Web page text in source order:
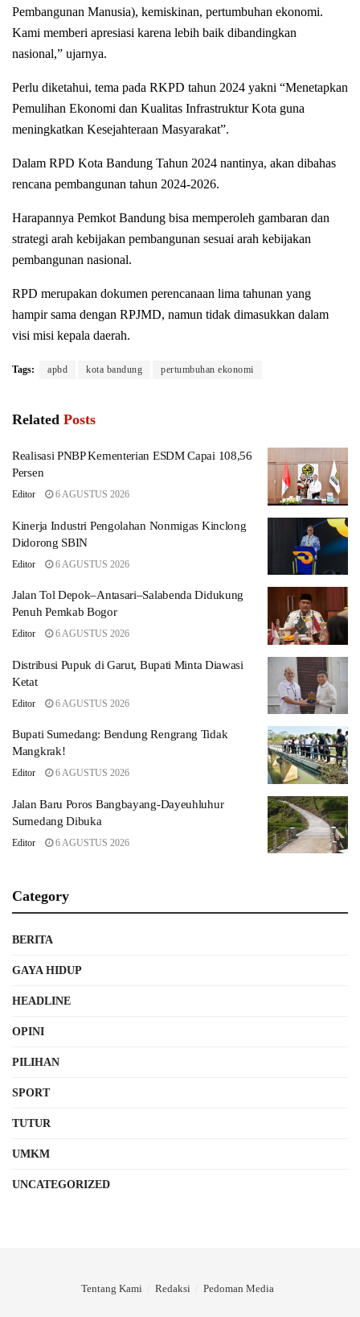
Pembangunan Manusia), kemiskinan, pertumbuhan ekonomi.
Kami memberi apresiasi karena lebih baik dibandingkan
nasional,” ujarnya.
Perlu diketahui, tema pada RKPD tahun 2024 yakni “Menetapkan
Pemulihan Ekonomi dan Kualitas Infrastruktur Kota guna
meningkatkan Kesejahteraan Masyarakat”.
Dalam RPD Kota Bandung Tahun 2024 nantinya, akan dibahas
rencana pembangunan tahun 2024-2026.
Harapannya Pemkot Bandung bisa memperoleh gambaran dan
strategi arah kebijakan pembangunan sesuai arah kebijakan
pembangunan nasional.
RPD merupakan dokumen perencanaan lima tahunan yang
hampir sama dengan RPJMD, namun tidak dimasukkan dalam
visi misi kepala daerah.
Tags: apbd kota bandung pertumbuhan ekonomi
Related Posts
Realisasi PNBP Kementerian ESDM Capai 108,56
Persen
Editor 6 AGUSTUS 2026
Kinerja Industri Pengolahan Nonmigas Kinclong
Didorong SBIN
Editor 6 AGUSTUS 2026
Jalan Tol Depok–Antasari–Salabenda Didukung
Penuh Pemkab Bogor
Editor 6 AGUSTUS 2026
Distribusi Pupuk di Garut, Bupati Minta Diawasi
Ketat
Editor 6 AGUSTUS 2026
Bupati Sumedang: Bendung Rengrang Tidak
Mangkrak!
Editor 6 AGUSTUS 2026
Jalan Baru Poros Bangbayang-Dayeuhluhur
Sumedang Dibuka
Editor 6 AGUSTUS 2026
Category
BERITA
GAYA HIDUP
HEADLINE
OPINI
PILIHAN
SPORT
TUTUR
UMKM
UNCATEGORIZED
Tentang Kami Redaksi Pedoman Media